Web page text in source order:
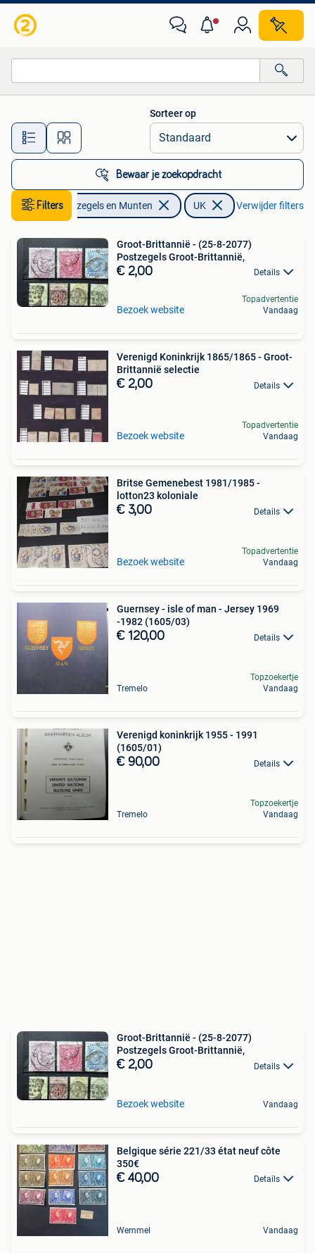
Alle afstanden…
Sorteer op
Bewaar je zoekopdracht
FiltersPostzegels en Munten UK Verwijder filters
Groot-Brittannië - (25-8-2077)
Postzegels Groot-Brittannië,
€ 2,00 Details
Bezoek website
Topadvertentie
Vandaag
Verenigd Koninkrijk 1865/1865 - Groot-
Brittannië selectie
€ 2,00 Details
Bezoek website
Topadvertentie
Vandaag
Britse Gemenebest 1981/1985 -
lotton23 koloniale
€ 3,00 Details
Bezoek website
Topadvertentie
Vandaag
Guernsey - isle of man - Jersey 1969
-1982 (1605/03)
€ 120,00 Details
Tremelo
Topzoekertje
Vandaag
Verenigd koninkrijk 1955 - 1991
(1605/01)
€ 90,00 Details
Tremelo
Topzoekertje
Vandaag
Groot-Brittannië - (25-8-2077)
Postzegels Groot-Brittannië,
€ 2,00 Details
Bezoek website Vandaag
Belgique série 221/33 état neuf côte
350€
€ 40,00 Details
Wemmel Vandaag